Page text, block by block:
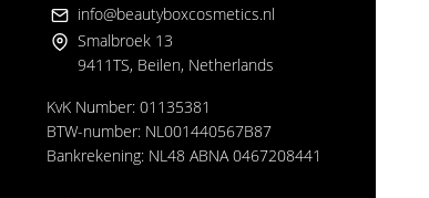
info@beautyboxcosmetics.nl
Smalbroek 13
9411TS, Beilen, Netherlands
KvK Number: 01135381
BTW-number: NL001440567B87
Bankrekening: NL48 ABNA 0467208441